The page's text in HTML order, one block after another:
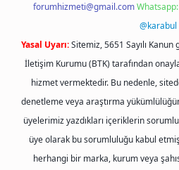
forumhizmeti@gmail.com
@karabul
Yasal Uyarı:Sitemiz, 5651 Sayılı
İletişim Kurumu (BTK) tarafından
hizmet vermektedir. Bu nedenle,
denetleme veya araştırma
üyelerimiz yazdıkları içeriklerin
üye olarak bu sorumluluğu kabul
herhangi bir marka, kurum veya